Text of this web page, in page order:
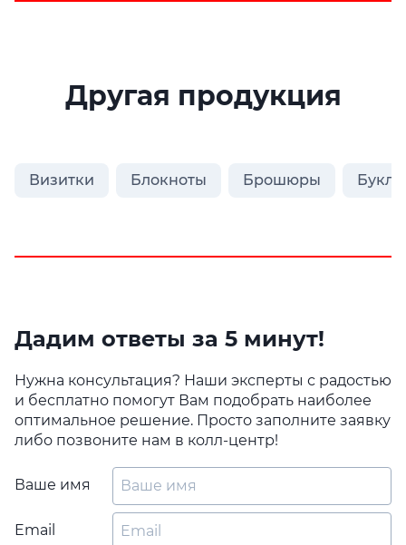
Другая продукция
Визитки Блокноты Брошюры
Дадим ответы за 5 минут!
Нужна консультация? Наши эксперты с радостью
и бесплатно помогут Вам подобрать наиболее
оптимальное решение. Просто заполните заявку
либо позвоните нам в колл-центр!
Ваше имя
Email